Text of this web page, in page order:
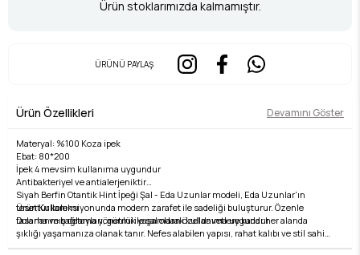
Ürün stoklarımızda kalmamıştır.
ÜRÜNÜ PAYLAŞ
Ürün Özellikleri Devamını Göster
Materyal: %100 Koza ipek
Ebat: 80*200
İpek 4 mevsim kullanıma uygundur
Antibakteriyel ve antialerjeniktir
Ürün Kullanımı
Dolama ve bağlama yönetmi ile şal olarak kullanıma uygundur.
Yıkama Talimatı:
Siyah Berfin Otantik Hint İpeği Şal - Eda Uzunlar modeli, Eda Uzunlar'ın
tesettür koleksiyonunda modern zarafet ile sadeliği buluşturur. Özenle
tasarlanmış detayları, günlük yaşamdan özel davetlere kadar her alanda
şıklığı yaşamanıza olanak tanır. Nefes alabilen yapısı, rahat kalıbı ve stil sahibi
çizgileri ile hem konforlu hem de zarif bir kullanım sunar. Kumaş kalitesi, Eda